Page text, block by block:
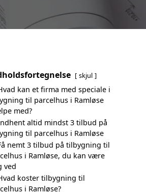
skjul
kan et firma med speciale i
til parcelhus i Ramløse
med?
altid mindst 3 tilbud på
til parcelhus i Ramløse
nemt 3 tilbud på tilbygning til
i Ramløse, du kan være
ved
koster tilbygning til
i Ramløse?